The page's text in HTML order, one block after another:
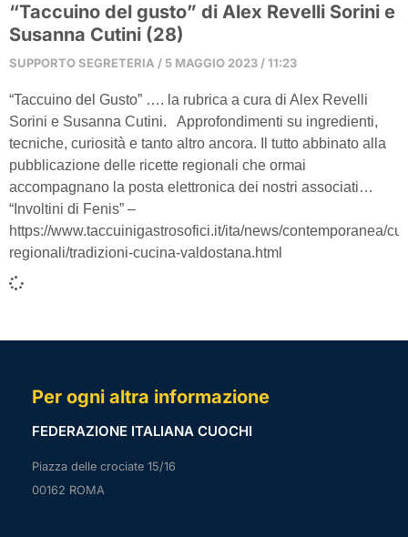
“Taccuino del gusto” di Alex Revelli Sorini e
Susanna Cutini (28)
SUPPORTO SEGRETERIA 5 MAGGIO 2023 11:23
“Taccuino del Gusto” …. la rubrica a cura di Alex Revelli
Sorini e Susanna Cutini. Approfondimenti su ingredienti,
tecniche, curiosità e tanto altro ancora. Il tutto abbinato alla
pubblicazione delle ricette regionali che ormai
accompagnano la posta elettronica dei nostri associati…
“Involtini di Fenis” –
https://www.taccuinigastrosofici.it/ita/news/contemporanea/
regionali/tradizioni-cucina-valdostana.html
Per ogni altra informazione
FEDERAZIONE ITALIANA CUOCHI
Piazza delle crociate 15/16
00162 ROMA